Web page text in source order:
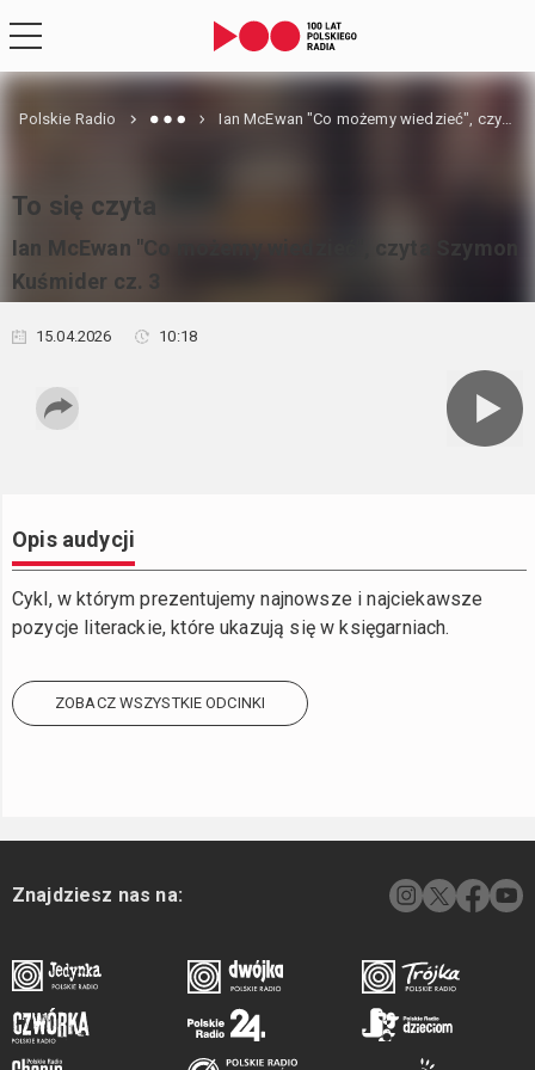
Polskie Radio Ian McEwan "Co możemy wiedzieć", czyta Szymon Kuśmider cz. 3
To się czyta
Ian McEwan "Co możemy wiedzieć", czyta Szymon
Kuśmider cz. 3
15.04.2026 10:18
Opis audycji
Cykl, w którym prezentujemy najnowsze i najciekawsze
pozycje literackie, które ukazują się w księgarniach.
ZOBACZ WSZYSTKIE ODCINKI
Znajdziesz nas na: